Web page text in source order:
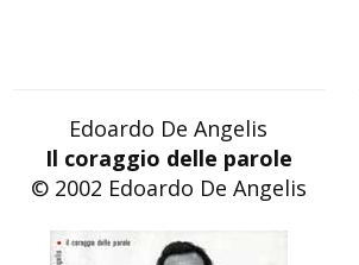
Edoardo De Angelis
Il coraggio delle parole
© 2002 Edoardo De Angelis